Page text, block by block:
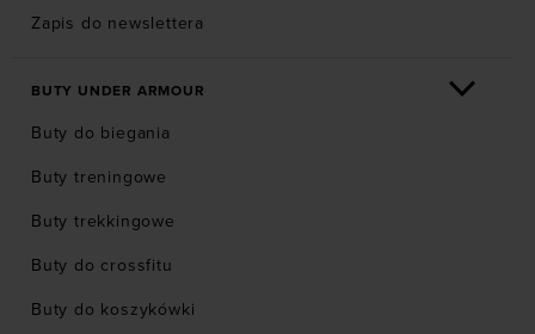
Zapis do newslettera
BUTY UNDER ARMOUR
Buty do biegania
Buty treningowe
Buty trekkingowe
Buty do crossfitu
Buty do koszykówki